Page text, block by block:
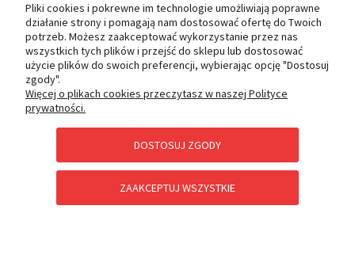
O NAS
PŁATNOŚCI I DOSTAWA
POMOC
Pliki cookies i pokrewne im technologie umożliwiają poprawne
działanie strony i pomagają nam dostosować ofertę do Twoich
potrzeb. Możesz zaakceptować wykorzystanie przez nas
wszystkich tych plików i przejść do sklepu lub dostosować
użycie plików do swoich preferencji, wybierając opcję "Dostosuj
zgody".
Więcej o plikach cookies przeczytasz w naszej Polityce
prywatności.
DOSTOSUJ ZGODY
ZAAKCEPTUJ WSZYSTKIE